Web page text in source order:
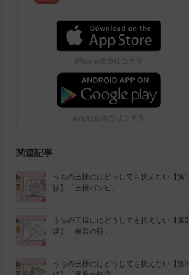
関連記事
うちの王様にはどうしても抗えない【第1
話】「王様バンビ」
うちの王様にはどうしても抗えない【第2
話】「暴君の朝」
うちの王様にはどうしても抗えない【第3